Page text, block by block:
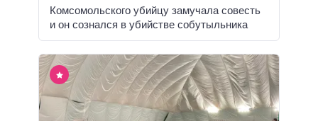
Комсомольского убийцу замучала совесть
и он сознался в убийстве собутыльника